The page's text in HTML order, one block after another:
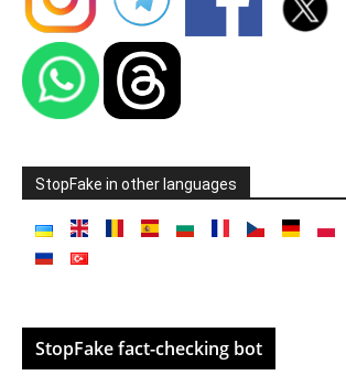
StopFake in other languages
StopFake fact-checking bot